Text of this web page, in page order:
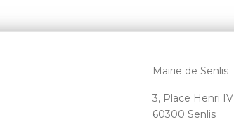
Mairie de Senlis
3, Place Henri IV
60300 Senlis